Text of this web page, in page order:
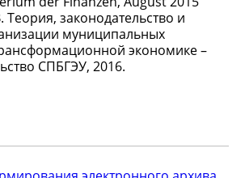
законодательство и
муниципальных
экономике –
СПБГЭУ, 2016.